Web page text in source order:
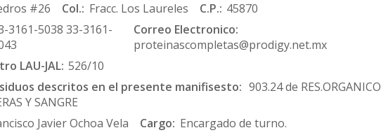
#26 Col.: Fracc. Los Laureles C.P.: 45870
3161-5038 33-3161-
Correo Electronico:
proteinascompletas@prodigy.net.mx
LAU-JAL: 526/10
descritos en el presente manifisesto: 903.24 de RES.ORGANICO
Y SANGRE
Javier Ochoa Vela Cargo: Encargado de turno.